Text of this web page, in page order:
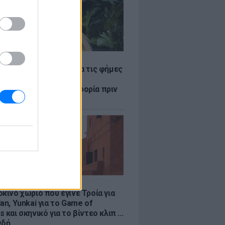
Βουλγαράκη ξεσπά για τις φήμες
καμία πληροφορία πριν
τη βλακεία σας»
χωριό που έγινε Τροία για
Yunkai για το Game of
σκηνικό για το βίντεο κλιπ ...